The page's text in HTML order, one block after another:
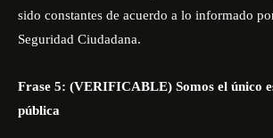
sido constantes de acuerdo a lo informado
Seguridad Ciudadana.
Frase 5: (VERIFICABLE) Somos el único
pública